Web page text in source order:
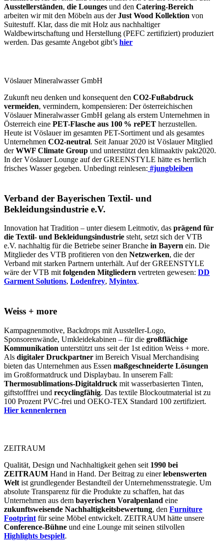
Ausstellerständen, die Lounges und den Catering-Bereich
arbeiten wir mit den Möbeln aus derJust Wood Kollektion von
Suitestuff. Klar, dass die mit Holz aus nachhaltiger
Waldbewirtschaftung und Herstellung (PEFC zertifiziert) produziert
werden. Das gesamte Angebot gibt’s hier
Vöslauer Mineralwasser GmbH
Zukunft neu denken und konsequent den CO2-Fußabdruck
vermeiden, vermindern, kompensieren: Der österreichischen
Vöslauer Mineralwasser GmbH gelang als erstem Unternehmen in
Österreich eine PET-Flasche aus 100 % rePET herzustellen.
Heute ist Vöslauer im gesamten PET-Sortiment und als gesamtes
Unternehmen CO2-neutral. Seit Januar 2020 ist Vöslauer Mitglied
derWWF Climate Group und unterstützt den klimaaktiv pakt2020.
In der Vöslauer Lounge auf der GREENSTYLE hätte es herrlich
frisches Wasser gegeben. Unbedingt reinlesen: #jungbleiben
Verband der Bayerischen Textil- und
Bekleidungsindustrie e.V.
Innovation hat Tradition – unter diesem Leitmotiv, das prägend für
die Textil- und Bekleidungsindustrie steht, setzt sich der VTB
e.V. nachhaltig für die Betriebe seiner Branche in Bayern ein. Die
Mitglieder des VTB profitieren von den Netzwerken, die der
Verband mit starken Partnern unterhält. Auf der GREENSTYLE
wäre der VTB mit folgenden Mitgliedern vertreten gewesen: DD
Garment Solutions, Lodenfrey, Myintox.
Weiss + more
Kampagnenmotive, Backdrops mit Aussteller-Logo,
Sponsorenwände, Umkleidekabinen – für die großflächige
Kommunikation unterstützt uns seit der 1st edition Weiss + more.
Als digitaler Druckpartner im Bereich Visual Merchandising
bieten das Unternehmen aus Essen maßgeschneiderte Lösungen
im Großformatdruck und Displaybau. In unserem Fall:
Thermosublimations-Digitaldruck mit wasserbasierten Tinten,
giftstofffrei und recyclingfähig. Das textile Blockoutmaterial ist zu
100 Prozent PVC-frei und OEKO-TEX Standard 100 zertifiziert.
Hier kennenlernen
ZEITRAUM
Qualität, Design und Nachhaltigkeit gehen seit 1990 bei
ZEITRAUM Hand in Hand. Der Beitrag zu einerlebenswerten
Welt ist grundlegender Bestandteil der Unternehmensstrategie. Um
absolute Transparenz für die Produkte zu schaffen, hat das
Unternehmen aus dem bayerischen Voralpenland eine
zukunftsweisende Nachhaltigkeitsbewertung, den Furniture
Footprint für seine Möbel entwickelt. ZEITRAUM hätte unsere
Conference-Bühne und eine Lounge mit seinen stilvollen
Highlights bespielt.